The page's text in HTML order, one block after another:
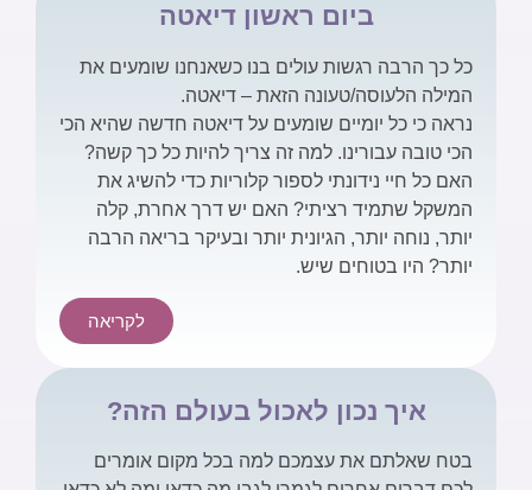
ביום ראשון דיאטה
כל כך הרבה רגשות עולים בנו כשאנחנו שומעים את
המילה הלעוסה/טעונה הזאת – דיאטה.
נראה כי כל יומיים שומעים על דיאטה חדשה שהיא הכי
הכי טובה עבורינו. למה זה צריך להיות כל כך קשה?
האם כל חיי נידונתי לספור קלוריות כדי להשיג את
המשקל שתמיד רציתי? האם יש דרך אחרת, קלה
יותר, נוחה יותר, הגיונית יותר ובעיקר בריאה הרבה
יותר? היו בטוחים שיש.
לקריאה
איך נכון לאכול בעולם הזה?
בטח שאלתם את עצמכם למה בכל מקום אומרים